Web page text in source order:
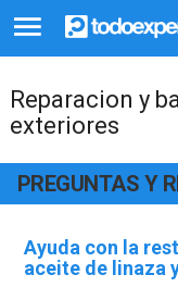
Reparacion y
exteriores
PREGUNTAS Y
Ayuda con la
aceite de linaza